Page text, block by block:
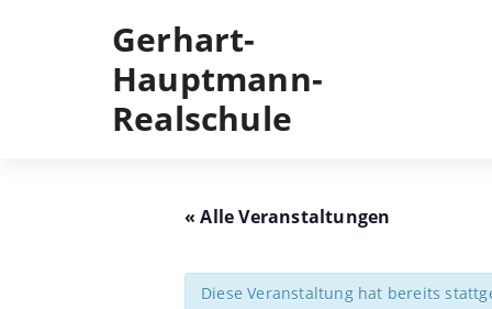
Gerhart-
Hauptmann-
Realschule
« Alle Veranstaltungen
Diese Veranstaltung hat bereits